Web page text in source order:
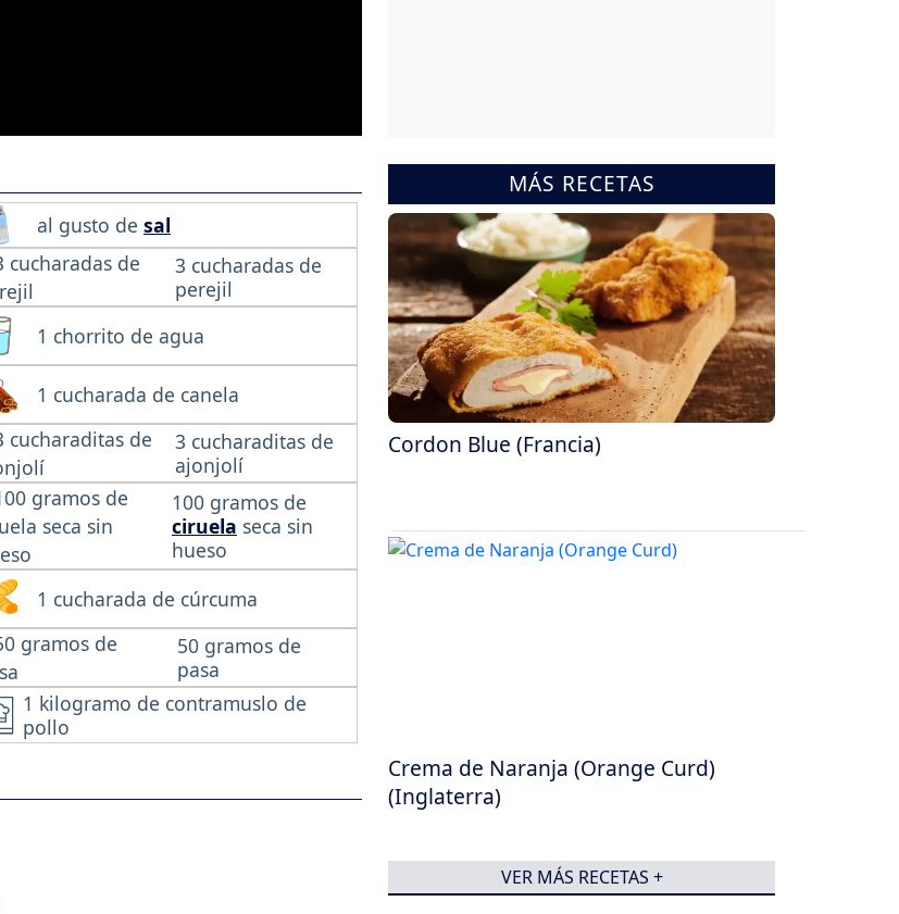
al gusto de sal
3 cucharadas de
perejil
1 chorrito de agua
1 cucharada de canela
3 cucharaditas de
ajonjolí
100 gramos de
ciruela seca sin
hueso
1 cucharada de cúrcuma
50 gramos de
pasa
1 kilogramo de contramuslo de
pollo
MÁS RECETAS
Cordon Blue (Francia)
Crema de Naranja (Orange Curd)
(Inglaterra)
VER MÁS RECETAS +